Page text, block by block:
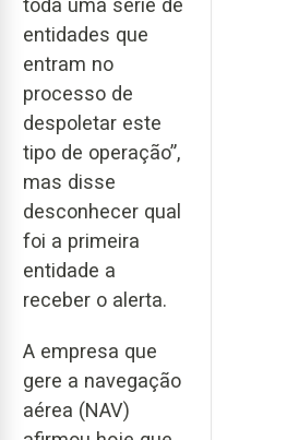
toda uma série de
entidades que
entram no
processo de
despoletar este
tipo de operação”,
mas disse
desconhecer qual
foi a primeira
entidade a
receber o alerta.
A empresa que
gere a navegação
aérea (NAV)